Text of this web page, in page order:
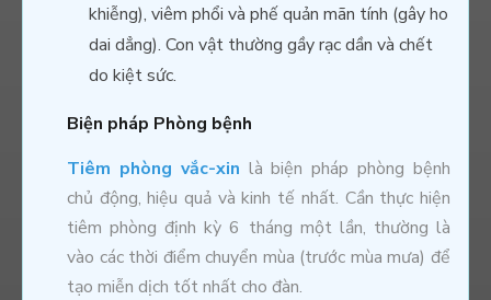
khiễng), viêm phổi và phế quản mãn tính (gây ho
dai dẳng). Con vật thường gầy rạc dần và chết
do kiệt sức.
Biện pháp Phòng bệnh
Tiêm phòng vắc-xin là biện pháp phòng bệnh
chủ động, hiệu quả và kinh tế nhất. Cần thực hiện
tiêm phòng định kỳ 6 tháng một lần, thường là
vào các thời điểm chuyển mùa (trước mùa mưa) để
tạo miễn dịch tốt nhất cho đàn.